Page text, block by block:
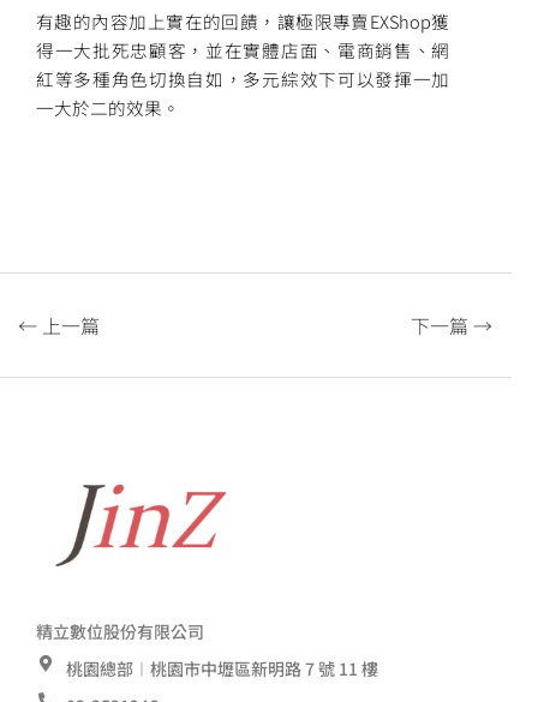
有趣的內容加上實在的回饋，讓極限專賣EXShop獲
得一大批死忠顧客，並在實體店面、電商銷售、網
紅等多種角色切換自如，多元綜效下可以發揮一加
一大於二的效果。
← 上一篇 下一篇 →
精立數位股份有限公司
桃園總部︱桃園市中壢區新明路 7 號 11 樓